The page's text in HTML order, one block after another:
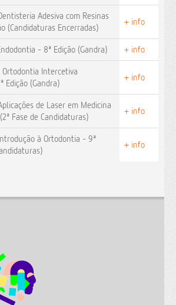
Adesiva com Resinas
(Candidaturas Encerradas)
+ info
- 8ª Edição (Gandra)
+ info
Ortodontia Intercetiva
Edição (Gandra)
+ info
de Laser em Medicina
Fase de Candidaturas)
+ info
à Ortodontia - 9ª
+ info